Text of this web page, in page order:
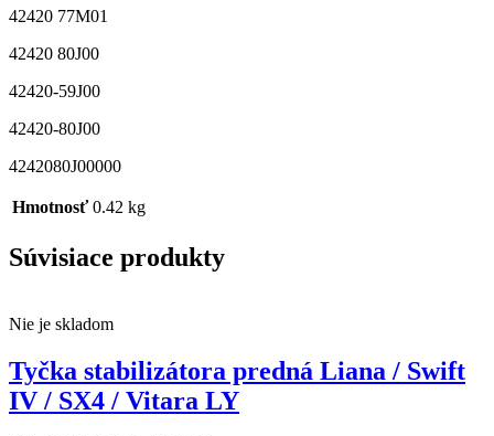
42420 77M01
42420 80J00
42420-59J00
42420-80J00
4242080J00000
Hmotnosť 0.42 kg
Súvisiace produkty
Nie je skladom
Tyčka stabilizátora predná Liana / Swift
IV / SX4 / Vitara LY